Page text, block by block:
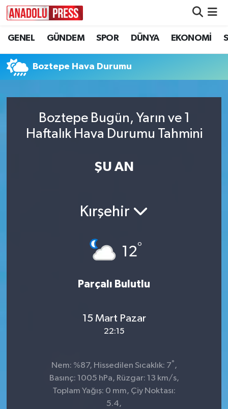
GENEL GÜNDEM SPOR DÜNYA EKONOMİ
Boztepe Hava Durumu
Boztepe Bugün, Yarın ve 1
Haftalık Hava Durumu Tahmini
ŞU AN
Kırşehir
12°
Parçalı Bulutlu
15 Mart Pazar
22:15
Nem: %87, Hissedilen Sıcaklık: 7° ,
Basınç: 1005 hPa, Rüzgar: 13 km/s,
Toplam Yağış: 0 mm, Çiy Noktası:
5.4,
Nöbetçi Eczaneler
Hava Durumu
Trafik Durumu